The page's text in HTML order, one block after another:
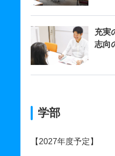
充実
志向
学部
【2027年度予定】